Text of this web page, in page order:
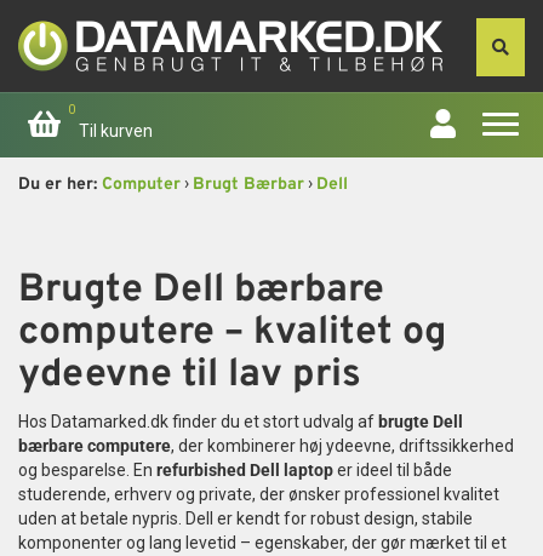
0
Til kurven
Computer
Skærme
Smartphone
Tablet
Du er her: Computer› Brugt Bærbar› Dell
Brugte Dell bærbare
computere – kvalitet og
ydeevne til lav pris
Hos Datamarked.dk finder du et stort udvalg af brugte Dell
bærbare computere, der kombinerer høj ydeevne, driftssikkerhed
og besparelse. En refurbished Dell laptoper ideel til både
studerende, erhverv og private, der ønsker professionel kvalitet
uden at betale nypris. Dell er kendt for robust design, stabile
komponenter og lang levetid – egenskaber, der gør mærket til et